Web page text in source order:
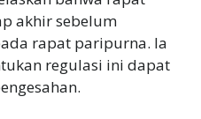
akhir sebelum
rapat paripurna. Ia
regulasi ini dapat